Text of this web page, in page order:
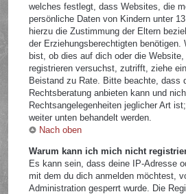
welches festlegt, dass Websites, die
persönliche Daten von Kindern unter
hierzu die Zustimmung der Eltern
der Erziehungsberechtigten benötigen.
bist, ob dies auf dich oder die
registrieren versuchst, zutrifft, ziehe
Beistand zu Rate. Bitte beachte, dass
Rechtsberatung anbieten kann und
Rechtsangelegenheiten jeglicher Art
weiter unten behandelt werden.
Nach oben
Warum kann ich mich nicht
Es kann sein, dass deine IP-Adresse
mit dem du dich anmelden möchtest,
Administration gesperrt wurde. Die